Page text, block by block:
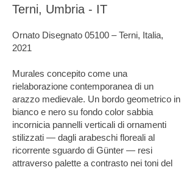
Terni, Umbria - IT
Ornato Disegnato 05100 – Terni, Italia,
2021
Murales concepito come una
rielaborazione contemporanea di un
arazzo medievale. Un bordo geometrico in
bianco e nero su fondo color sabbia
incornicia pannelli verticali di ornamenti
stilizzati — dagli arabeschi floreali al
ricorrente sguardo di Günter — resi
attraverso palette a contrasto nei toni del